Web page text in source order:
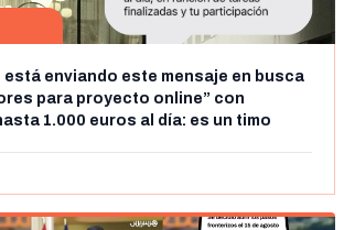
está enviando este mensaje en busca
para proyecto online” con
1.000 euros al día: es un timo